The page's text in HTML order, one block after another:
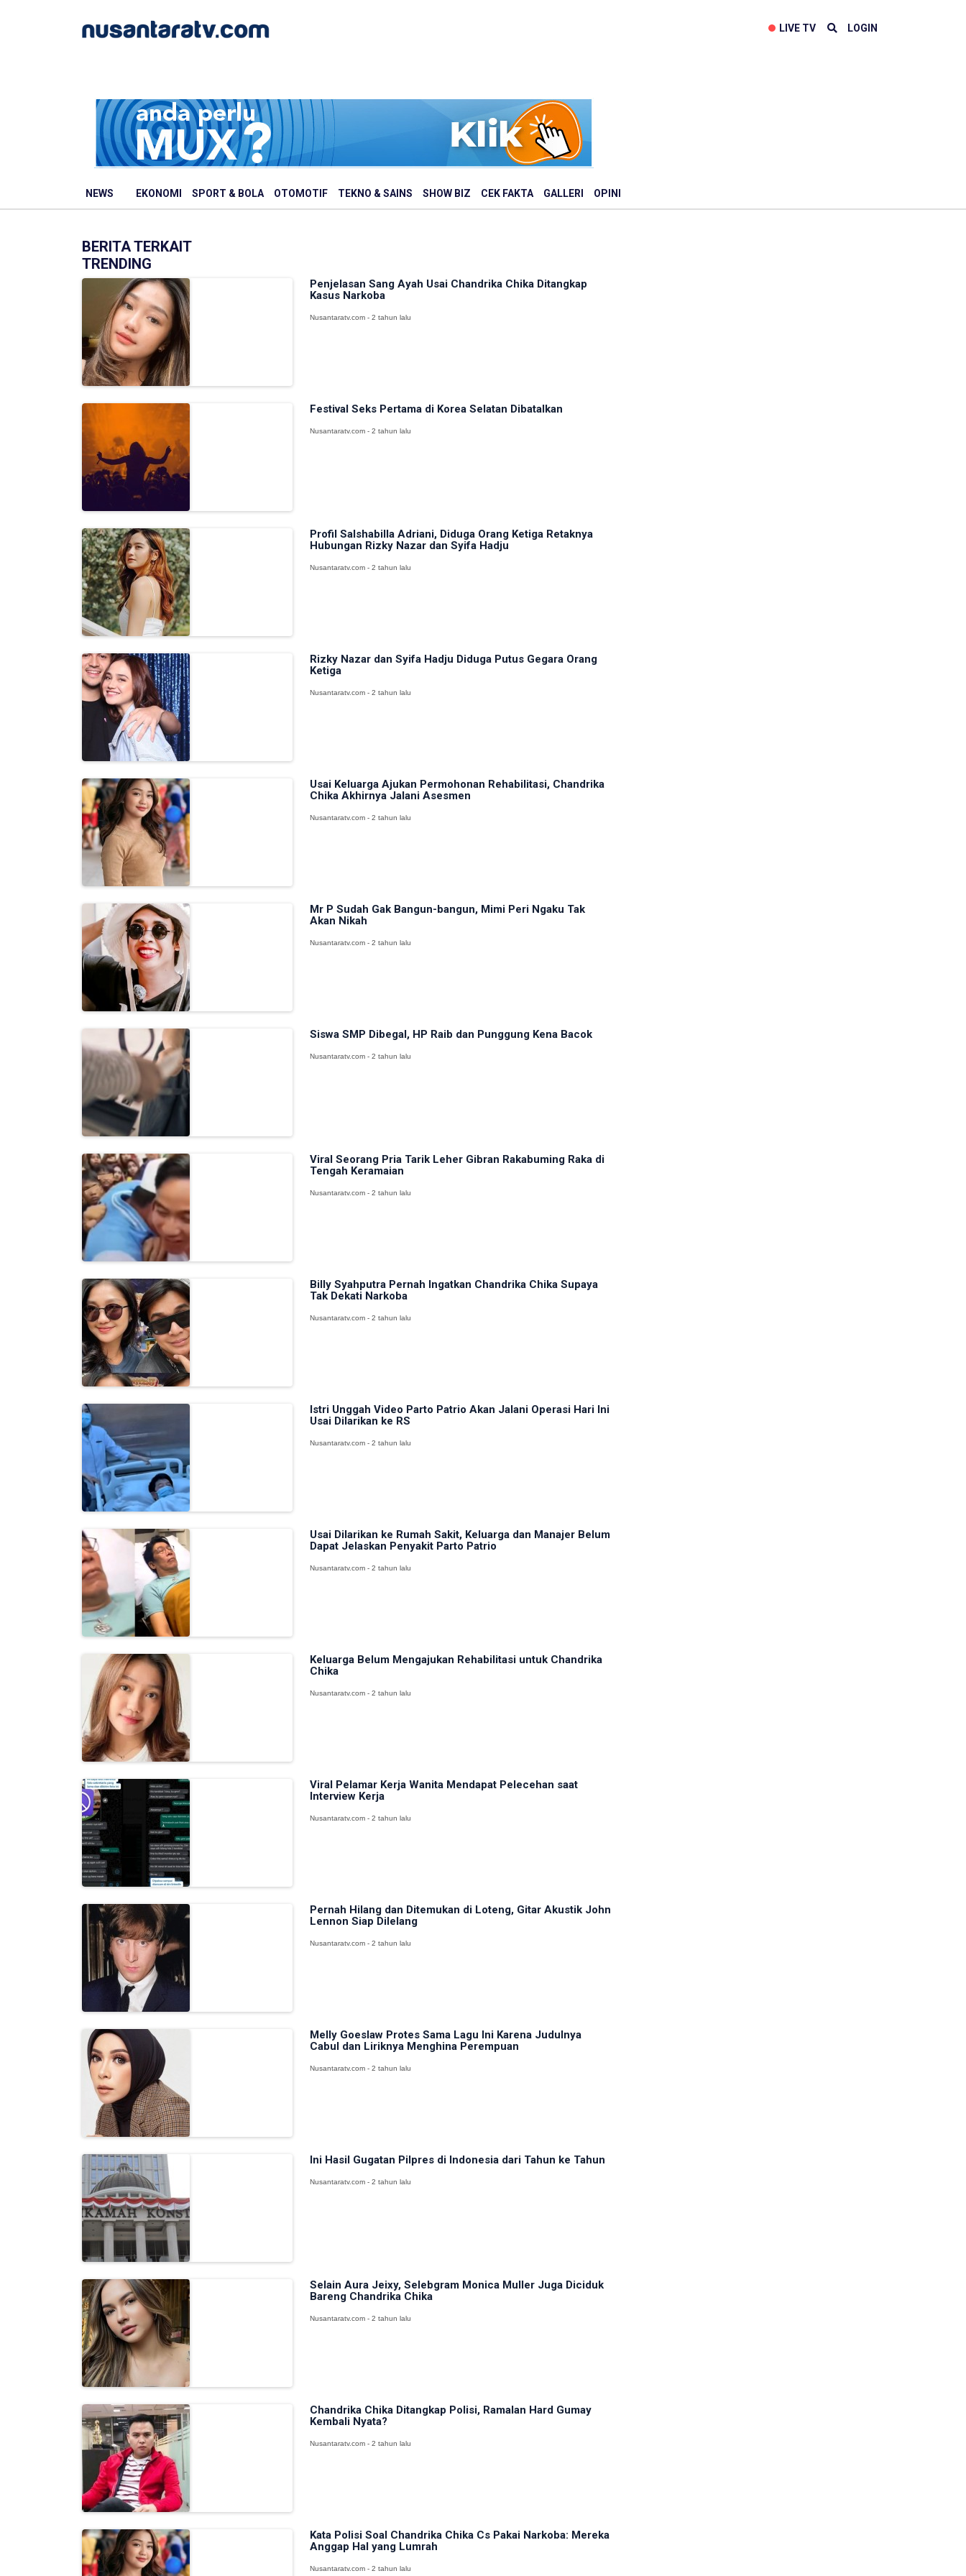
LIVE TV LOGIN
NEWS EKONOMI SPORT & BOLA OTOMOTIF TEKNO & SAINS SHOW BIZ CEK FAKTA GALLERI OPINI
BERITA TERKAIT
TRENDING
Penjelasan Sang Ayah Usai Chandrika Chika Ditangkap
Kasus Narkoba
Nusantaratv.com - 2 tahun lalu
Festival Seks Pertama di Korea Selatan Dibatalkan
Nusantaratv.com - 2 tahun lalu
Profil Salshabilla Adriani, Diduga Orang Ketiga Retaknya
Hubungan Rizky Nazar dan Syifa Hadju
Nusantaratv.com - 2 tahun lalu
Rizky Nazar dan Syifa Hadju Diduga Putus Gegara Orang
Ketiga
Nusantaratv.com - 2 tahun lalu
Usai Keluarga Ajukan Permohonan Rehabilitasi, Chandrika
Chika Akhirnya Jalani Asesmen
Nusantaratv.com - 2 tahun lalu
Mr P Sudah Gak Bangun-bangun, Mimi Peri Ngaku Tak
Akan Nikah
Nusantaratv.com - 2 tahun lalu
Siswa SMP Dibegal, HP Raib dan Punggung Kena Bacok
Nusantaratv.com - 2 tahun lalu
Viral Seorang Pria Tarik Leher Gibran Rakabuming Raka di
Tengah Keramaian
Nusantaratv.com - 2 tahun lalu
Billy Syahputra Pernah Ingatkan Chandrika Chika Supaya
Tak Dekati Narkoba
Nusantaratv.com - 2 tahun lalu
Istri Unggah Video Parto Patrio Akan Jalani Operasi Hari Ini
Usai Dilarikan ke RS
Nusantaratv.com - 2 tahun lalu
Usai Dilarikan ke Rumah Sakit, Keluarga dan Manajer Belum
Dapat Jelaskan Penyakit Parto Patrio
Nusantaratv.com - 2 tahun lalu
Keluarga Belum Mengajukan Rehabilitasi untuk Chandrika
Chika
Nusantaratv.com - 2 tahun lalu
Viral Pelamar Kerja Wanita Mendapat Pelecehan saat
Interview Kerja
Nusantaratv.com - 2 tahun lalu
Pernah Hilang dan Ditemukan di Loteng, Gitar Akustik John
Lennon Siap Dilelang
Nusantaratv.com - 2 tahun lalu
Melly Goeslaw Protes Sama Lagu Ini Karena Judulnya
Cabul dan Liriknya Menghina Perempuan
Nusantaratv.com - 2 tahun lalu
Ini Hasil Gugatan Pilpres di Indonesia dari Tahun ke Tahun
Nusantaratv.com - 2 tahun lalu
Selain Aura Jeixy, Selebgram Monica Muller Juga Diciduk
Bareng Chandrika Chika
Nusantaratv.com - 2 tahun lalu
Chandrika Chika Ditangkap Polisi, Ramalan Hard Gumay
Kembali Nyata?
Nusantaratv.com - 2 tahun lalu
Kata Polisi Soal Chandrika Chika Cs Pakai Narkoba: Mereka
Anggap Hal yang Lumrah
Nusantaratv.com - 2 tahun lalu